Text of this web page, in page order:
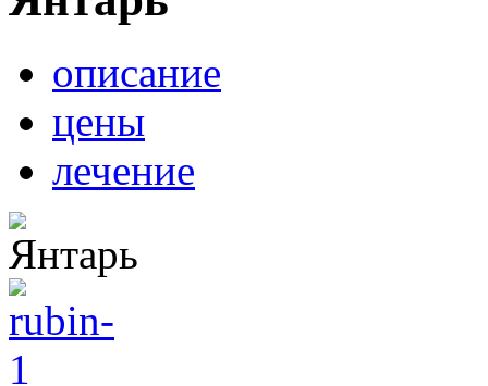
описание
цены
лечение